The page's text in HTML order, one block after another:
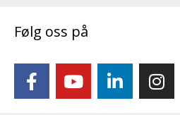
Følg oss på